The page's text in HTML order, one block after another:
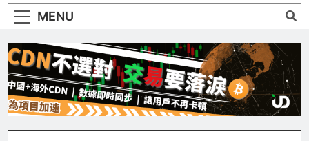
CLARITY法案60票門檻仍差關鍵缺口！民主黨七
MENU